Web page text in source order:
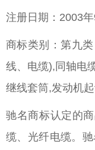
注册日期：2003年
商标类别：第九
线、电缆),同轴电
继线套筒,发动机
驰名商标认定的
缆、光纤电缆。